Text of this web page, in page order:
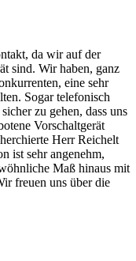
da wir auf der
sind. Wir haben, ganz
eine sehr
Sogar telefonisch
zu gehen, dass uns
Vorschaltgerät
Herr Reichelt
ist sehr angenehm,
Maß hinaus mit
freuen uns über die